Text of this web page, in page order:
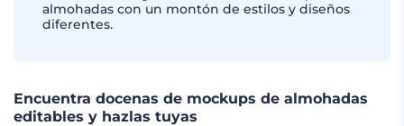
almohadas con un montón de estilos y diseños
diferentes.
Encuentra docenas de mockups de almohadas
editables y hazlas tuyas